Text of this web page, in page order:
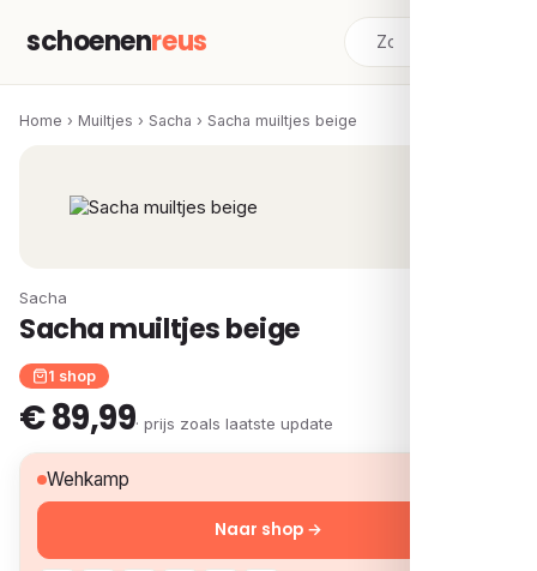
schoenenreus
Home › Muiltjes › Sacha › Sacha muiltjes beige
Sacha
Sacha muiltjes beige
1 shop
€ 89,99· prijs zoals laatste update
Wehkamp
Naar shop →